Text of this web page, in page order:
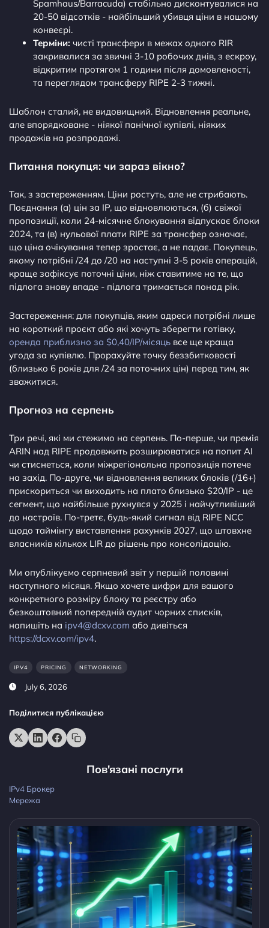
Spamhaus/Barracuda) стабільно дисконтувалися на
20-50 відсотків - найбільший убивця ціни в нашому
конвеєрі.
Терміни: чисті трансфери в межах одного RIR
закривалися за звичні 3-10 робочих днів, з ескроу,
відкритим протягом 1 години після домовленості,
та переглядом трансферу RIPE 2-3 тижні.
Шаблон сталий, не видовищний. Відновлення реальне,
але впорядковане - ніякої панічної купівлі, ніяких
продажів на розпродажі.
Питання покупця: чи зараз вікно?
Так, з застереженням. Ціни ростуть, але не стрибають.
Поєднання (а) цін за IP, що відновлюються, (б) свіжої
пропозиції, коли 24-місячне блокування відпускає блоки
2024, та (в) нульової плати RIPE за трансфер означає,
що ціна очікування тепер зростає, а не падає. Покупець,
якому потрібні /24 до /20 на наступні 3-5 років операцій,
краще зафіксує поточні ціни, ніж ставитиме на те, що
підлога знову впаде - підлога тримається понад рік.
Застереження: для покупців, яким адреси потрібні лише
на короткий проєкт або які хочуть зберегти готівку,
оренда приблизно за $0,40/IP/місяць все ще краща
угода за купівлю. Прорахуйте точку беззбитковості
(близько 6 років для /24 за поточних цін) перед тим, як
зважитися.
Прогноз на серпень
Три речі, які ми стежимо на серпень. По-перше, чи премія
ARIN над RIPE продовжить розширюватися на попит AI
чи стиснеться, коли міжрегіональна пропозиція потече
на захід. По-друге, чи відновлення великих блоків (/16+)
прискориться чи виходить на плато близько $20/IP - це
сегмент, що найбільше рухнувся у 2025 і найчутливіший
до настроїв. По-третє, будь-який сигнал від RIPE NCC
щодо таймінгу виставлення рахунків 2027, що штовхне
власників кількох LIR до рішень про консолідацію.
Ми опублікуємо серпневий звіт у першій половині
наступного місяця. Якщо хочете цифри для вашого
конкретного розміру блоку та реєстру або
безкоштовний попередній аудит чорних списків,
напишіть на ipv4@dcxv.com або дивіться
https://dcxv.com/ipv4.
IPV4 PRICING NETWORKING
July 6, 2026
Поділитися публікацією
Пов'язані послуги
IPv4 Брокер
Мережа